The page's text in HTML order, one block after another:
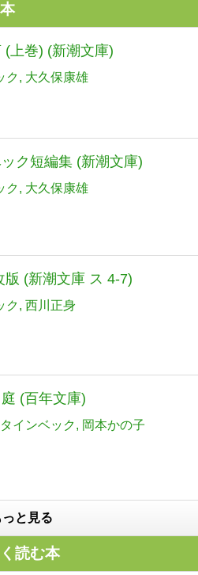
(上巻) (新潮文庫)
ク 大久保康雄
ク短編集 (新潮文庫)
ク 大久保康雄
版 (新潮文庫 ス 4-7)
ク 西川正身
庭 (百年文庫)
インベック 岡本かの子
っと見る
読む本